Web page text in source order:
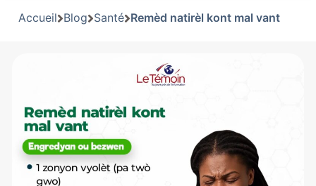
Accueil Blog Santé Remèd natirèl kont mal vant